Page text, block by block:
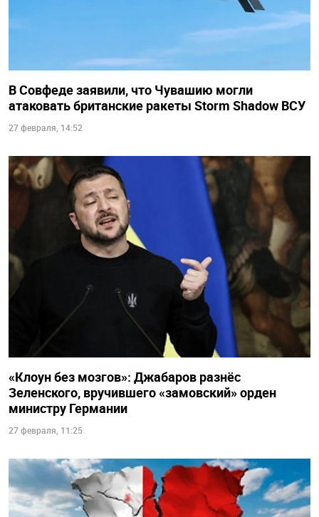
В Совфеде заявили, что Чувашию могли
атаковать британские ракеты Storm Shadow ВСУ
27 февраля, 14:52
«Клоун без мозгов»: Джабаров разнёс
Зеленского, вручившего «замовский» орден
министру Германии
27 февраля, 11:25